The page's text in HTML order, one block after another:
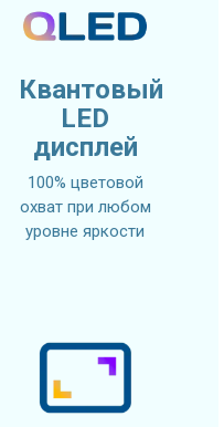
Квантовый
LED
дисплей
100% цветовой
охват при любом
уровне яркости